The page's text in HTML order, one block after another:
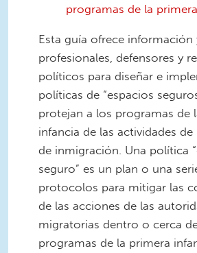
programas de la
Esta guía ofrece información
profesionales, defensores y
políticos para diseñar e
políticas de “espacios
protejan a los programas de
infancia de las actividades
de inmigración. Una política
seguro” es un plan o una
protocolos para mitigar las
de las acciones de las
migratorias dentro o cerca
programas de la primera